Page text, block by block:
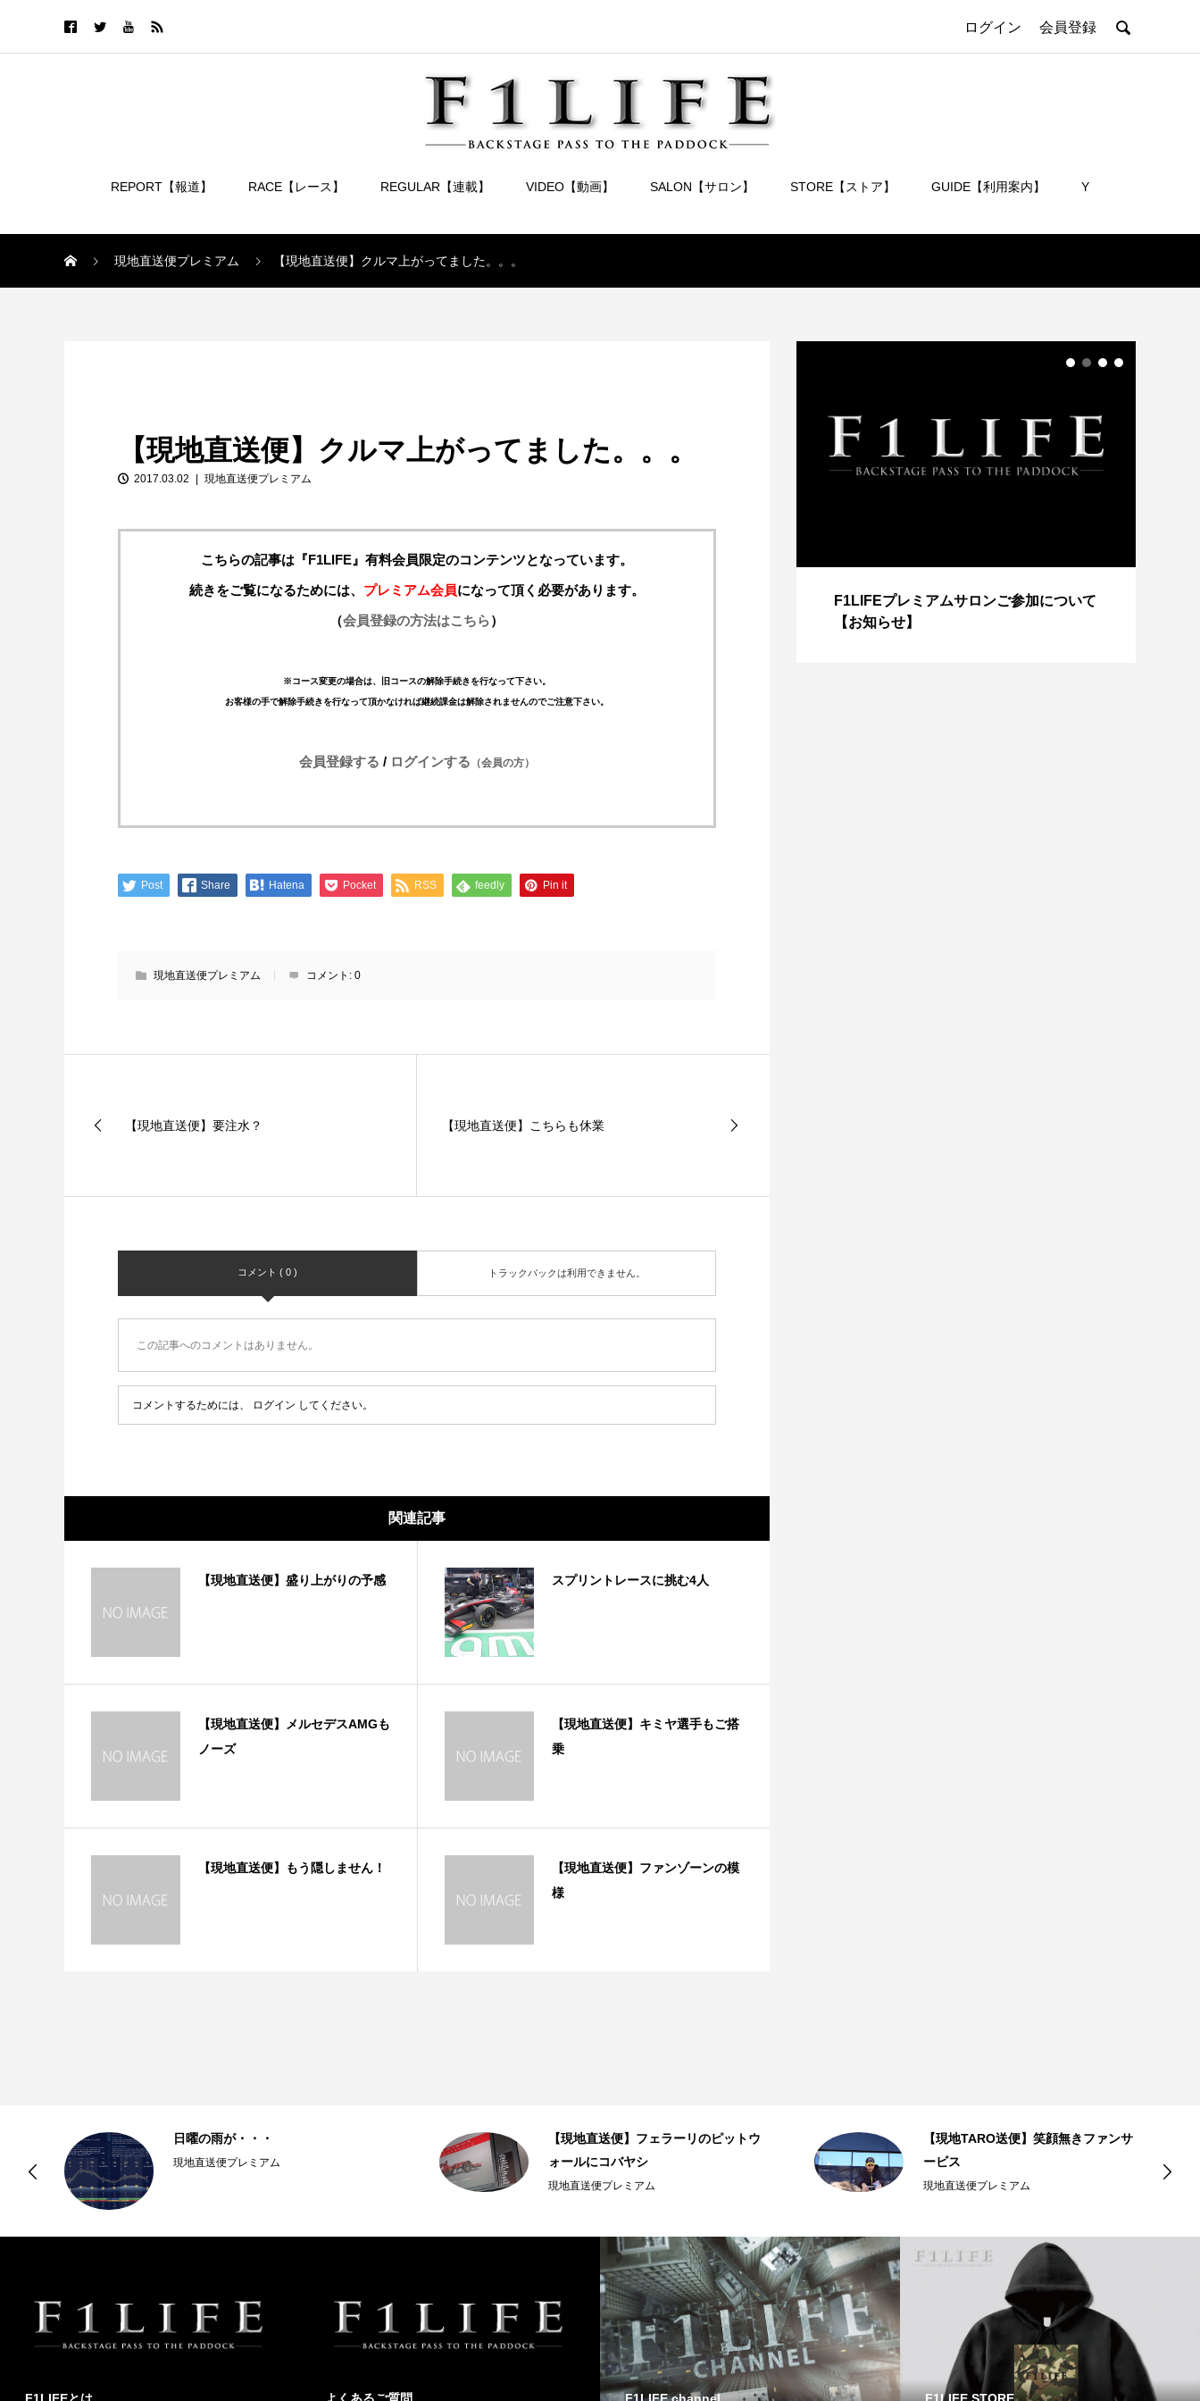
ログイン 会員登録 
REPORT【報道】 RACE【レース】 REGULAR【連載】 VIDEO【動画】 SALON【サロン】 STORE【ストア】 GUIDE【利用案内】 Y
現地直送便プレミアム 【現地直送便】クルマ上がってました。。。
【現地直送便】クルマ上がってました。。。
2017.03.02 現地直送便プレミアム
こちらの記事は『F1LIFE』有料会員限定のコンテンツとなっています。
続きをご覧になるためには、 プレミアム会員になって頂く必要があります。
（会員登録の方法はこちら）
※コース変更の場合は、旧コースの解除手続きを行なって下さい。
お客様の手で解除手続きを行なって頂かなければ継続課金は解除されませんのでご注意下さい。
会員登録する / ログインする （会員の方）
Post Share Hatena Pocket RSS feedly Pin it
現地直送便プレミアム コメント: 0
【現地直送便】要注水？ 【現地直送便】こちらも休業
コメント ( 0 ) トラックバックは利用できません。
この記事へのコメントはありません。
コメントするためには、 ログイン してください。
関連記事
【現地直送便】盛り上がりの予感 スプリントレースに挑む4人
【現地直送便】メルセデスAMGも
ノーズ
【現地直送便】キミヤ選手もご搭
乗
【現地直送便】もう隠しません！
【現地直送便】ファンゾーンの模
様
【特別企画】2026年ホンダの現在地
①「アストンマーティンとの交渉4...
【特別記事】レーシングブルズ、
F1LIFEプレミアムサロンご参加について
【お知らせ】
日曜の雨が・・・
現地直送便プレミアム
【現地直送便】フェラーリのピットウ
ォールにコバヤシ
現地直送便プレミアム
【現地TARO送便】笑顔無きファンサ
ービス
現地直送便プレミアム